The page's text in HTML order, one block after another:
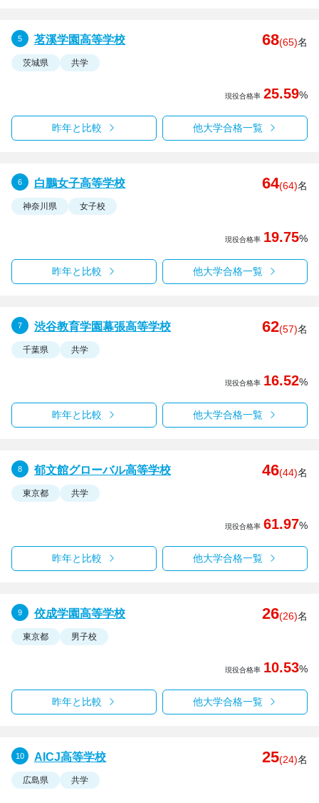
茗溪学園高等学校 68(65)名
茨城県 共学
現役合格率 25.59%
昨年と比較 他大学合格一覧
白鵬女子高等学校 64(64)名
神奈川県 女子校
現役合格率 19.75%
昨年と比較 他大学合格一覧
渋谷教育学園幕張高等学校 62(57)名
千葉県 共学
現役合格率 16.52%
昨年と比較 他大学合格一覧
郁文館グローバル高等学校 46(44)名
東京都 共学
現役合格率 61.97%
昨年と比較 他大学合格一覧
佼成学園高等学校 26(26)名
東京都 男子校
現役合格率 10.53%
昨年と比較 他大学合格一覧
AICJ高等学校 25(24)名
広島県 共学